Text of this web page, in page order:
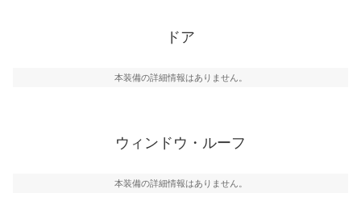
ドア
本装備の詳細情報はありません。
ウィンドウ・ルーフ
本装備の詳細情報はありません。